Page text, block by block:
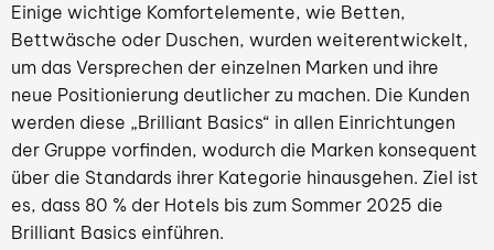
Einige wichtige Komfortelemente, wie Betten,
Bettwäsche oder Duschen, wurden weiterentwickelt,
um das Versprechen der einzelnen Marken und ihre
neue Positionierung deutlicher zu machen. Die Kunden
werden diese „Brilliant Basics“ in allen Einrichtungen
der Gruppe vorfinden, wodurch die Marken konsequent
über die Standards ihrer Kategorie hinausgehen. Ziel ist
es, dass 80 % der Hotels bis zum Sommer 2025 die
Brilliant Basics einführen.